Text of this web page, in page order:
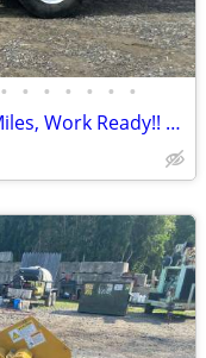
• • • • • • •
2021 Freightliner ChipTruck- Low Miles, Work Ready!! #4967